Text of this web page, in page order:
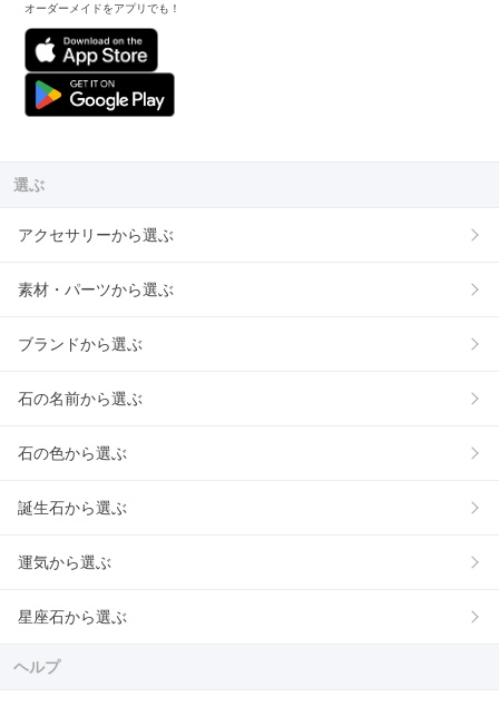
オーダーメイドをアプリでも！
選ぶ
アクセサリーから選ぶ
素材・パーツから選ぶ
ブランドから選ぶ
石の名前から選ぶ
石の色から選ぶ
誕生石から選ぶ
運気から選ぶ
星座石から選ぶ
ヘルプ